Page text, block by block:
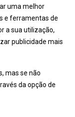
uma melhor
e ferramentas de
a sua utilização,
publicidade mais
mas se não
da opção de